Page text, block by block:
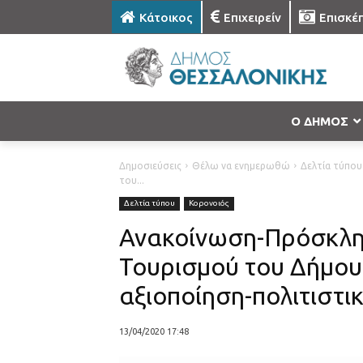
Κάτοικος Επιχειρείν
Ο ΔΗΜΟΣ
Δημοσιεύσεις Θέλω να ενημερωθώ Δελτία τύπου
του...
Δελτία τύπου Κορονοιός
Ανακοίνωση-
Τουρισμού του
αξιοποίηση-
13/04/2020 17:48